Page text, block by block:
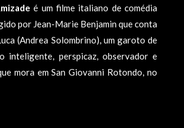
é um filme italiano de comédia
por Jean-Marie Benjamin que conta
(Andrea Solombrino), um garoto de
inteligente, perspicaz, observador e
mora em San Giovanni Rotondo, no